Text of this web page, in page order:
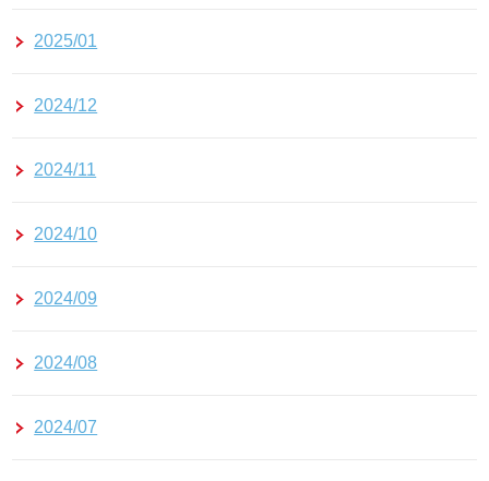
2025/01
2024/12
2024/11
2024/10
2024/09
2024/08
2024/07